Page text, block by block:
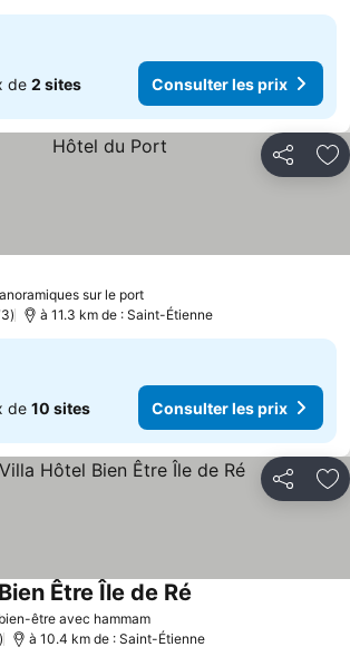
de 2 sites Consulter les prix
Partager
sur le port
à 11.3 km de : Saint-Étienne
de 10 sites Consulter les prix
Partager
être avec hammam
Être Île de Ré
à 10.4 km de : Saint-Étienne